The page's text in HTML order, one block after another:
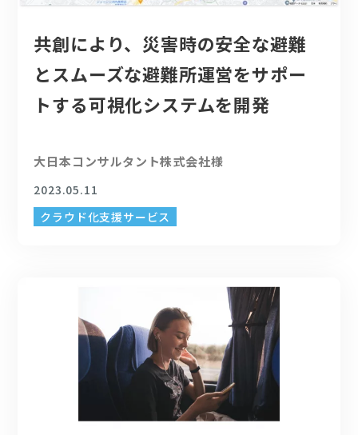
共創により、災害時の安全な避難
とスムーズな避難所運営をサポー
トする可視化システムを開発
大日本コンサルタント株式会社様
2023.05.11
クラウド化支援サービス